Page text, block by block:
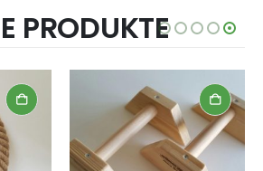
PRODUKTE